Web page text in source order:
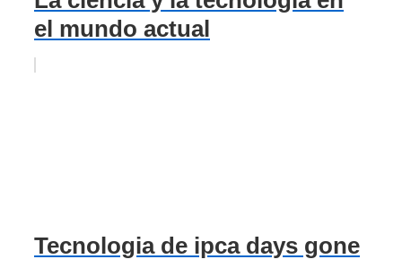
el mundo actual
Tecnologia de ipca days gone